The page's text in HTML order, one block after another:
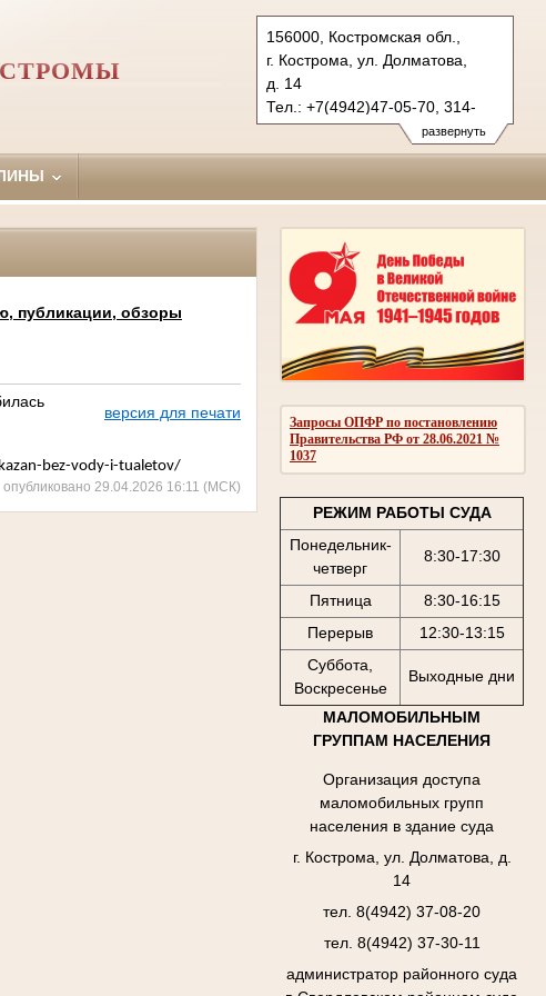
развернуть
156000, Костромская обл.,
г. Кострома, ул. Долматова,
д. 14
Тел.: +7(4942)47-05-70, 314-
082 (гр.)
370-850 (уг.), 317-521 (ф.)
Запросы ОПФР по постановлению
Правительства РФ от 28.06.2021 №
1037
РЕЖИМ РАБОТЫ СУДА
Понедельник-
четверг
8:30-17:30
Пятница
8:30-16:15
Перерыв
12:30-13:15
Суббота,
Воскресенье
Выходные дни
МАЛОМОБИЛЬНЫМ
ГРУППАМ НАСЕЛЕНИЯ
Организация доступа
маломобильных групп
населения в здание суда
г. Кострома, ул. Долматова, д.
14
тел. 8(4942) 37-08-20
тел. 8(4942) 37-30-11
администратор районного суда
публикации, обзоры
версия для печати
bez-vody-i-tualetov/
опубликовано 29.04.2026 16:11 (МСК)